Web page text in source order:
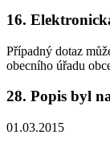
16.
Případný dotaz
obecního úřadu
28. Popis byl
01.03.2015